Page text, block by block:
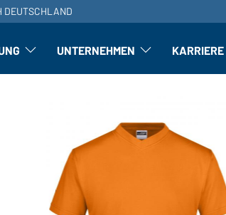
DEUTSCHLAND
Veredelung: Untermenü öffnen
UNTERNEHMEN Unternehmen:KARRIERE